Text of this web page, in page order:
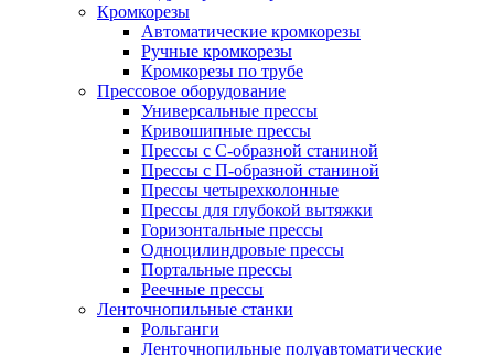
Кромкорезы
Автоматические кромкорезы
Ручные кромкорезы
Кромкорезы по трубе
Прессовое оборудование
Универсальные прессы
Кривошипные прессы
Прессы с С-образной станиной
Прессы с П-образной станиной
Прессы четырехколонные
Прессы для глубокой вытяжки
Горизонтальные прессы
Одноцилиндровые прессы
Портальные прессы
Реечные прессы
Ленточнопильные станки
Рольганги
Ленточнопильные полуавтоматические